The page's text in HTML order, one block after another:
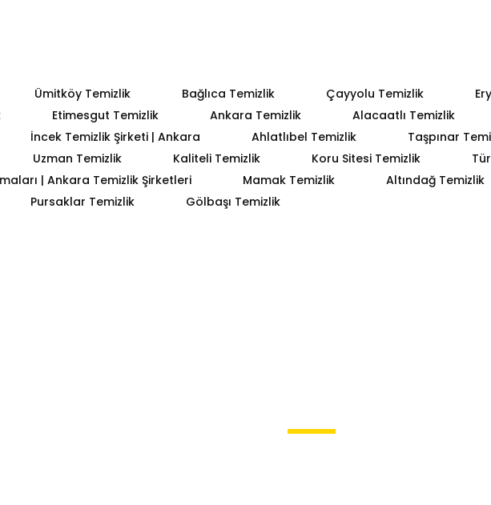
Ümitköy Temizlik Bağlıca Temizlik Çayyolu Temizlik
Etimesgut Temizlik Ankara Temizlik
Alacaatlı Temizlik
İncek Temizlik Şirketi | Ankara Ahlatlıbel Temizlik
Taşpınar
Uzman Temizlik Kaliteli Temizlik Koru Sitesi Temizlik
| Ankara Temizlik Şirketleri
Mamak Temizlik
Altındağ Temizlik
Pursaklar Temizlik Gölbaşı Temizlik